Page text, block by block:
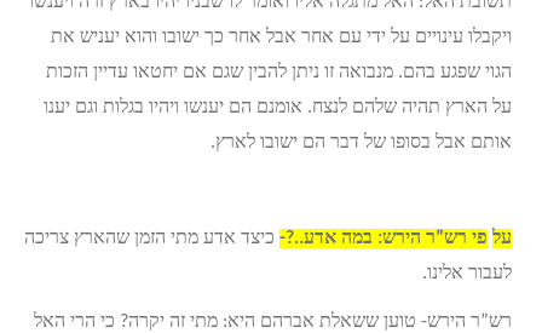
ויקבלו עינויים על ידי עם אחר אבל אחר כך ישובו והוא יעניש את
הגוי שפגע בהם. מנבואה זו ניתן להבין שגם אם יחטאו עדיין הזכות
על הארץ תהיה שלהם לנצח. אומנם הם יענשו ויהיו בגלות וגם יענו
אותם אבל בסופו של דבר הם ישובו לארץ.
על פי רש”ר הירש: במה אדע..?- כיצד אדע מתי הזמן שהארץ צריכה
לעבור אלינו.
רש”ר הירש- טוען ששאלת אברהם היא: מתי זה יקרה? כי הרי האל